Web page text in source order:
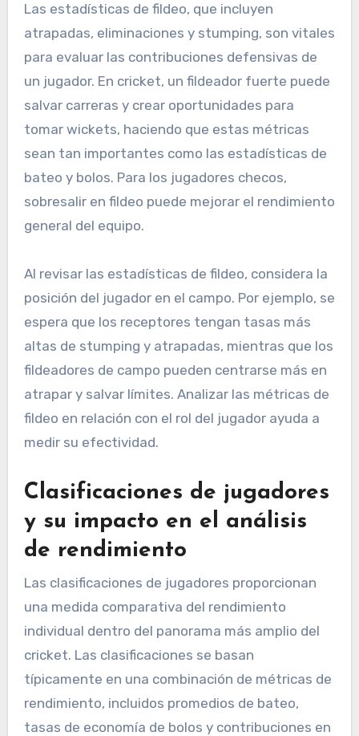
Las estadísticas de fildeo, que incluyen
atrapadas, eliminaciones y stumping, son vitales
para evaluar las contribuciones defensivas de
un jugador. En cricket, un fildeador fuerte puede
salvar carreras y crear oportunidades para
tomar wickets, haciendo que estas métricas
sean tan importantes como las estadísticas de
bateo y bolos. Para los jugadores checos,
sobresalir en fildeo puede mejorar el rendimiento
general del equipo.
Al revisar las estadísticas de fildeo, considera la
posición del jugador en el campo. Por ejemplo, se
espera que los receptores tengan tasas más
altas de stumping y atrapadas, mientras que los
fildeadores de campo pueden centrarse más en
atrapar y salvar límites. Analizar las métricas de
fildeo en relación con el rol del jugador ayuda a
medir su efectividad.
Clasificaciones de jugadores
y su impacto en el análisis
de rendimiento
Las clasificaciones de jugadores proporcionan
una medida comparativa del rendimiento
individual dentro del panorama más amplio del
cricket. Las clasificaciones se basan
típicamente en una combinación de métricas de
rendimiento, incluidos promedios de bateo,
tasas de economía de bolos y contribuciones en